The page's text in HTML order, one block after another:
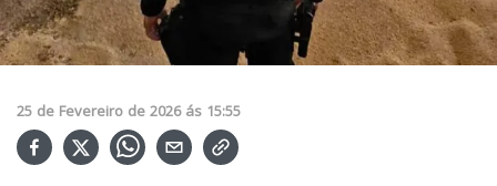
25 de Fevereiro de 2026 ás 15:55